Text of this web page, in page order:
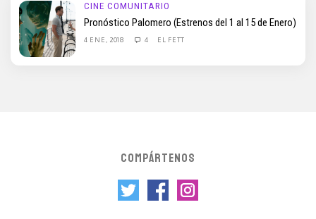
CINE COMUNITARIO
Pronóstico Palomero (Estrenos del 1 al 15 de Enero)
4 ENE, 2018 4 EL FETT
COMPÁRTENOS